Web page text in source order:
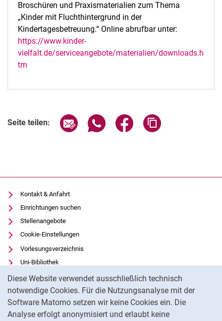
Diese Website verwendet ausschließlich technisch
notwendige Cookies. Für die Nutzungsanalyse mit der
Software Matomo setzen wir keine Cookies ein. Die
Analyse erfolgt anonymisiert und erlaubt keine
Broschüren und Praxismaterialien zum Thema
„Kinder mit Fluchthintergrund in der
Kindertagesbetreuung.“ Online abrufbar unter:
https://www.kinder-
vielfalt.de/serviceangebote/materialien/downloads.h
tm
Seite teilen: Seite über E-Mail teilen
Seite über WhatsApp teilen
Seite über Facebook
Kontakt & Anfahrt
Einrichtungen suchen
Stellenangebote
Cookie-Einstellungen
Vorlesungsverzeichnis
Uni-Bibliothek
Moodle
Panopto
Datenschutz
Barrierefreiheit